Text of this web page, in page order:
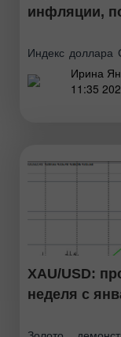
инфляции,
Индекс доллара
доллара к
Ирина
11:35
XAU/USD:
неделя с